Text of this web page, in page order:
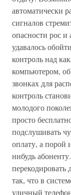
автоматически
сигналов
опасности рос и
удавалось
контроль над
компьютером,
звонках для
контроль
молодого
просто
подслушивать
оплату, а порой
нибудь
перекодировать
так, что в
уличный